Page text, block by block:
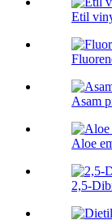
Etil
Asam
Aloe
2,5-